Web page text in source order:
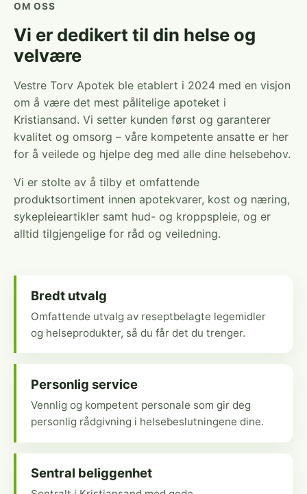
OM OSS
Vi er dedikert til din helse og
velvære
Vestre Torv Apotek ble etablert i 2024 med en visjon
om å være det mest pålitelige apoteket i
Kristiansand. Vi setter kunden først og garanterer
kvalitet og omsorg – våre kompetente ansatte er her
for å veilede og hjelpe deg med alle dine helsebehov.
Vi er stolte av å tilby et omfattende
produktsortiment innen apotekvarer, kost og næring,
sykepleieartikler samt hud- og kroppspleie, og er
alltid tilgjengelige for råd og veiledning.
Bredt utvalg
Omfattende utvalg av reseptbelagte legemidler
og helseprodukter, så du får det du trenger.
Personlig service
Vennlig og kompetent personale som gir deg
personlig rådgivning i helsebeslutningene dine.
Sentral beliggenhet